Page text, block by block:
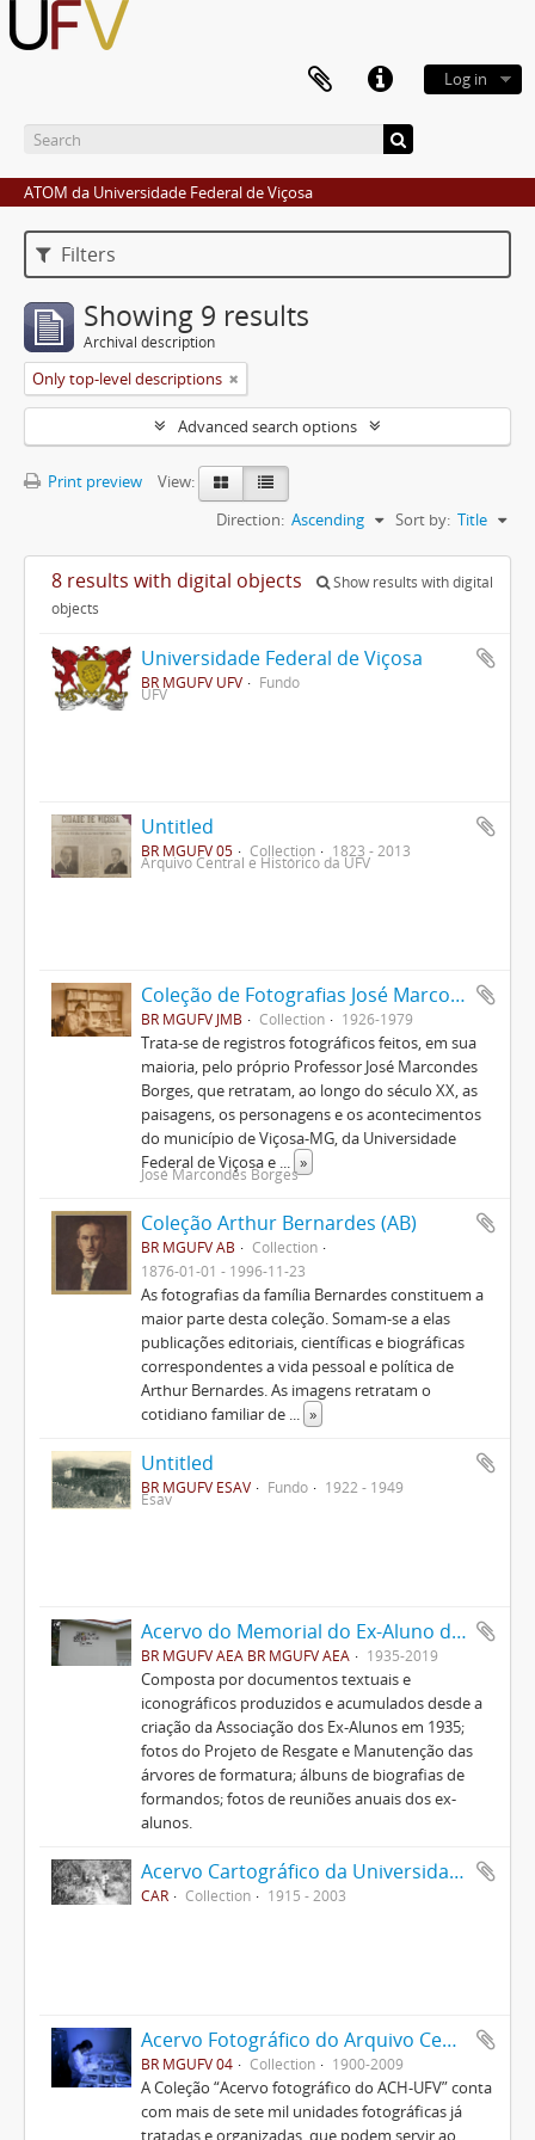
Log in
ATOM da Universidade Federal de Viçosa
Filters
Showing 9 results
Archival description
Only top-level descriptions
Advanced search options
Print preview
View:
Sort by: Title
Direction: Ascending
8 results with digital objects
Show results with digital
objects
Universidade Federal de Viçosa
BR MGUFV UFV Fundo
UFV
Untitled
BR MGUFV 05 Collection 1823 - 2013
Arquivo Central e Histórico da UFV
Coleção de Fotografias José Marcondes Borges
BR MGUFV JMB Collection 1926-1979
Trata-se de registros fotográficos feitos, em sua
maioria, pelo próprio Professor José Marcondes
Borges, que retratam, ao longo do século XX, as
paisagens, os personagens e os acontecimentos
do município de Viçosa-MG, da Universidade
Federal de Viçosa e
»
José Marcondes Borges
Coleção Arthur Bernardes (AB)
BR MGUFV AB
Collection
1876-01-01 - 1996-11-23
As fotografias da família Bernardes constituem a
maior parte desta coleção. Somam-se a elas
publicações editoriais, científicas e biográficas
correspondentes a vida pessoal e política de
Arthur Bernardes. As imagens retratam o
cotidiano familiar de
»
Untitled
BR MGUFV ESAV Fundo 1922 - 1949
Esav
Acervo do Memorial do Ex-Aluno da UFV
BR MGUFV AEA BR MGUFV AEA 1935-2019
Composta por documentos textuais e
iconográficos produzidos e acumulados desde a
criação da Associação dos Ex-Alunos em 1935;
fotos do Projeto de Resgate e Manutenção das
árvores de formatura; álbuns de biografias de
formandos; fotos de reuniões anuais dos ex-
alunos.
Acervo Cartográfico da Universidade Federal de Viçosa
CAR Collection 1915 - 2003
Acervo Fotográfico do Arquivo Central Histórico da UFV
BR MGUFV 04 Collection 1900-2009
A Coleção “Acervo fotográfico do ACH-UFV” conta
com mais de sete mil unidades fotográficas já
tratadas e organizadas, que podem servir ao